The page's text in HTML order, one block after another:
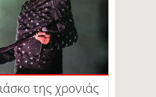
της χρονιάς